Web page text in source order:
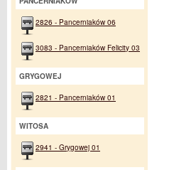
2826 - Pancerniaków 06
3083 - Pancerniaków Felicity 03
GRYGOWEJ
2821 - Pancerniaków 01
WITOSA
2941 - Grygowej 01